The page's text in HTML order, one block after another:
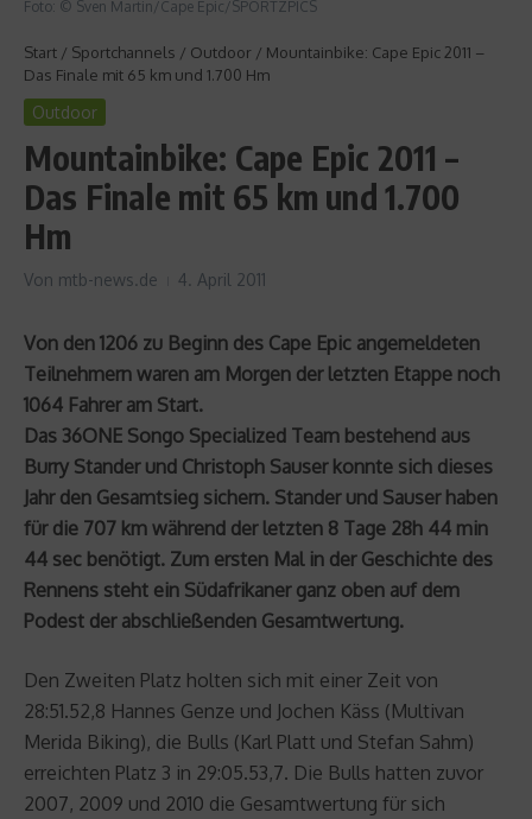
Foto: © Sven Martin/Cape Epic/SPORTZPICS
Start / Sportchannels / Outdoor / Mountainbike: Cape Epic 2011 –
Das Finale mit 65 km und 1.700 Hm
Outdoor
Mountainbike: Cape Epic 2011 –
Das Finale mit 65 km und 1.700
Hm
Von mtb-news.de 4. April 2011
Von den 1206 zu Beginn des Cape Epic angemeldeten
Teilnehmern waren am Morgen der letzten Etappe noch
1064 Fahrer am Start.
Das 36ONE Songo Specialized Team bestehend aus
Burry Stander und Christoph Sauser konnte sich dieses
Jahr den Gesamtsieg sichern. Stander und Sauser haben
für die 707 km während der letzten 8 Tage 28h 44 min
44 sec benötigt. Zum ersten Mal in der Geschichte des
Rennens steht ein Südafrikaner ganz oben auf dem
Podest der abschließenden Gesamtwertung.
Den Zweiten Platz holten sich mit einer Zeit von
28:51.52,8 Hannes Genze und Jochen Käss (Multivan
Merida Biking), die Bulls (Karl Platt und Stefan Sahm)
erreichten Platz 3 in 29:05.53,7. Die Bulls hatten zuvor
2007, 2009 und 2010 die Gesamtwertung für sich